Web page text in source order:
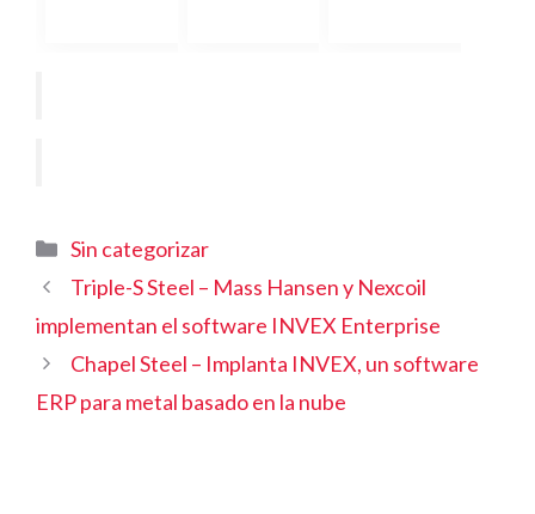
Categorías
Sin categorizar
Triple-S Steel – Mass Hansen y Nexcoil
implementan el software INVEX Enterprise
Chapel Steel – Implanta INVEX, un software
ERP para metal basado en la nube